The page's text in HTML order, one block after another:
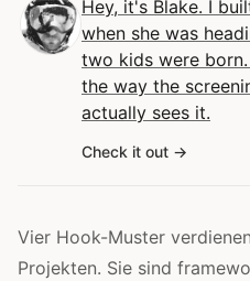
Hey, it's Blake. I
when she was
two kids were
the way the
actually sees it.
Check it out
Vier Hook-Muster
Projekten. Sie sind